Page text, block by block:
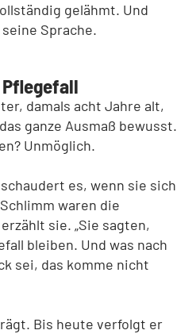
gelähmt. Und
Sprache.
damals acht Jahre alt,
ganze Ausmaß bewusst.
Unmöglich.
es, wenn sie sich
waren die
sie. „Sie sagten,
bleiben. Und was nach
sei, das komme nicht
Bis heute verfolgt er